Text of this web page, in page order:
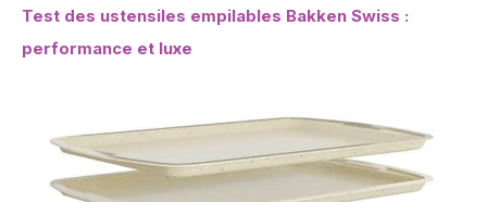
Test des ustensiles empilables Bakken Swiss :
performance et luxe